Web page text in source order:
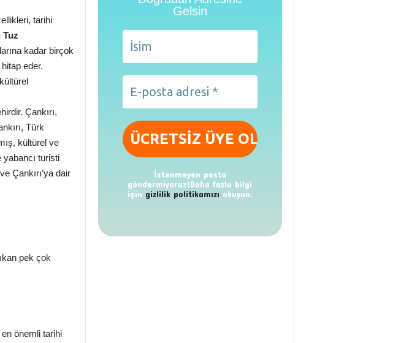
tarihi
Tuz
kadar birçok
eder.
Çankırı,
Türk
kültürel ve
turisti
Çankırı’ya dair
pek çok
en önemli tarihi
Gelsin
İstenmeyen posta
göndermiyoruz!Daha fazla bilgi
için gizlilik politikamızı okuyun.